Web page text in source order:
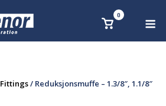
Se 0
Fittings/ Reduksjonsmuffe – 1.3/8″, 1.1/8″